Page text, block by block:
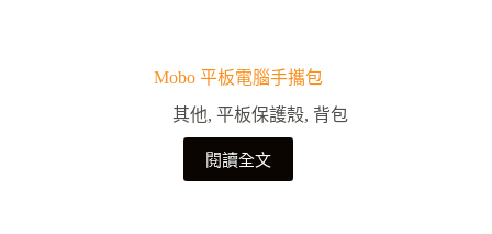
Mobo 平板電腦手攜包
其他,平板保護殼, 背包
閱讀全文